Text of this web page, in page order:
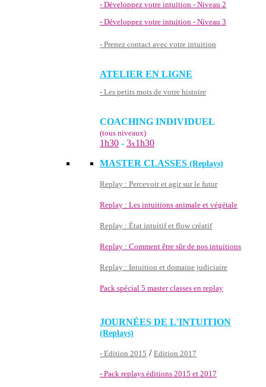
- Développez votre intuition - Niveau 2
- Développez votre intuition - Niveau 3
- Prenez contact avec votre intuition
ATELIER EN LIGNE
- Les petits mots de votre histoire
COACHING INDIVIDUEL
(tous niveaux)
1h30 - 3x1h30
MASTER CLASSES (Replays)
Replay : Percevoir et agir sur le futur
Replay : Les intuitions animale et végétale
Replay : État intuitif et flow créatif
Replay : Comment être sûr de nos intuitions
Replay : Intuition et domaine judiciaire
Pack spécial 5 master classes en replay
JOURNÉES DE L'INTUITION
(Replays)
- Edition 2015 / Edition 2017
- Pack replays éditions 2015 et 2017